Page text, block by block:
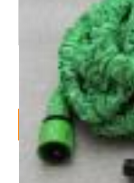
23.00 евро